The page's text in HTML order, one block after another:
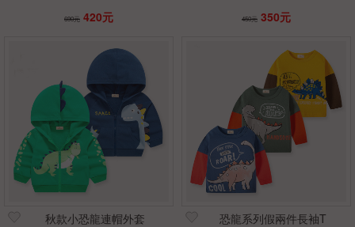
690元 420元 450元 350元
秋款小恐龍連帽外套 恐龍系列假兩件長袖T